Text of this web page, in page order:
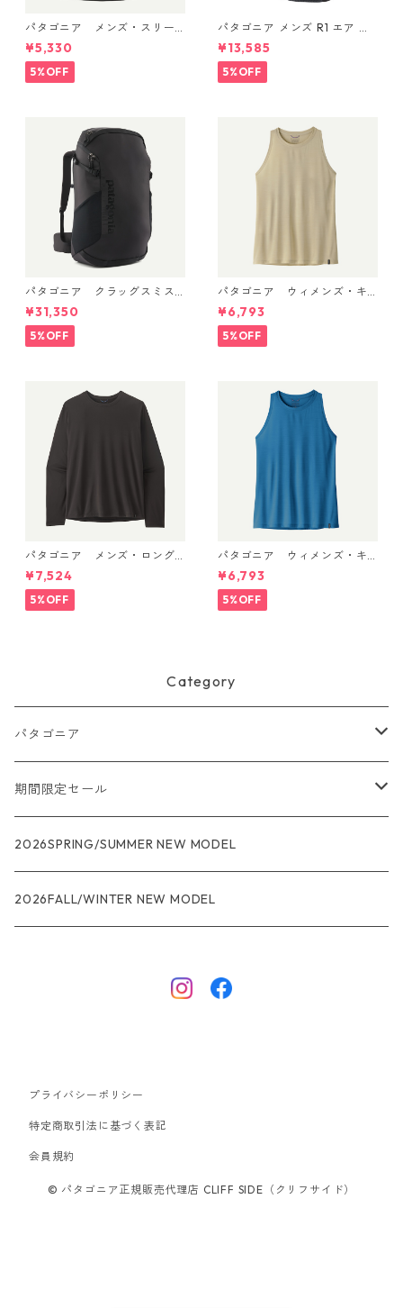
パタゴニア メンズ・スリー
ブレス・キャプリーン・クー
ル・デイリー・シャツ (カラ
ー Black) Patagonia Men's Sl
eeveless Capilene® Cool Da
¥5,330
5%OFF
パタゴニア メンズ R1 エア ベ
スト 40285 Smolder Blue
¥13,585
5%OFF
パタゴニア クラッグスミス
パック 45L ブラック 48066 P
atagonia Cragsmith Pack 日
本正規品
¥31,350
5%OFF
パタゴニア ウィメンズ・キ
ャプリーン・クール・ウルト
ラ・タンク Pumice - Dyno W
hite X-Dye 44740 日本正規
品
¥6,793
5%OFF
パタゴニア メンズ・ロング
スリーブ・キャプリーン・ク
ール・デイリー・シャツ Black
¥7,524
5%OFF
パタゴニア ウィメンズ・キ
ャプリーン・クール・ウルト
ラ・タンク Aquatic Blue - Li
ght Aquatic Blue X-Dye 447
40 日本正規品
¥6,793
5%OFF
Category
パタゴニア
メンズ
R1
R1エア
ウィメンズ
R1
ジャケット・アウター
スウェットシャツ・フーディ
ボードショーツ
期間限定セール
★★★
レインウェアー
2026SPRING/SUMMER NEW MODEL
2026FALL/WINTER NEW MODEL
プライバシーポリシー
特定商取引法に基づく表記
会員規約
© パタゴニア正規販売代理店 CLIFF SIDE（クリフサイド）